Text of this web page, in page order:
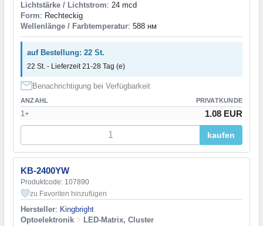
Lichtstärke / Lichtstrom: 24 mcd
Form: Rechteckig
Wellenlänge / Farbtemperatur: 588 нм
auf Bestellung: 22 St.
22 St. - Lieferzeit 21-28 Tag (e)
Benachrichtigung bei Verfügbarkeit
ANZAHL PRIVATKUNDE
1+ 1.08 EUR
kaufen
KB-2400YW
Produktcode: 107890
zu Favoriten hinzufügen
Hersteller: Kingbright
Optoelektronik > LED-Matrix, Cluster